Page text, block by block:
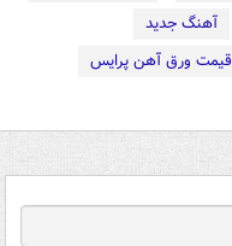
آهنگ جدید
قیمت ورق آهن پرایس